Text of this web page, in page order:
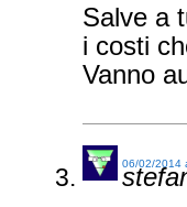
Salve a
i costi
Vanno
06/02/2014